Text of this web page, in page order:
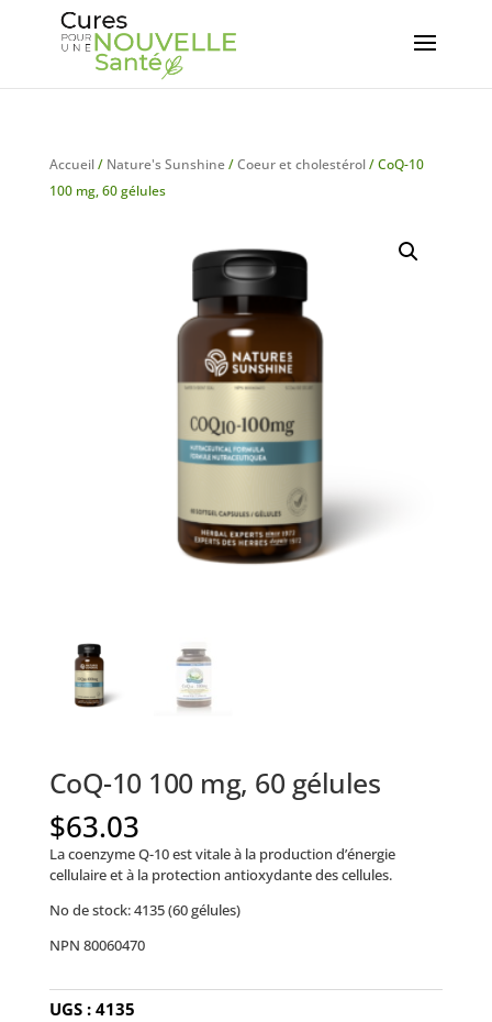
Accueil/ Nature's Sunshine/Coeur et cholestérol/ CoQ-10
100 mg, 60 gélules
CoQ-10 100 mg, 60 gélules
$63.03
La coenzyme Q-10 est vitale à la production d’énergie
cellulaire et à la protection antioxydante des cellules.
No de stock: 4135 (60 gélules)
NPN 80060470
UGS :4135